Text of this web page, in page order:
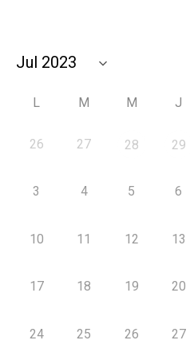
L M M J
26 27 28 29
3 4 5 6
10 11 12 13
17 18 19 20
24 25 26 27